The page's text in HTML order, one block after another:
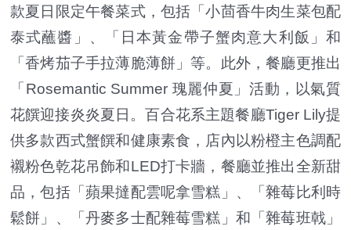
款夏日限定午餐菜式，包括「小茴香牛肉生菜包配
泰式蘸醬」、「日本黃金帶子蟹肉意大利飯」和
「香烤茄子手拉薄脆薄餅」等。此外，餐廳更推出
「Rosemantic Summer 瑰麗仲夏」活動，以氣質
花饌迎接炎炎夏日。百合花系主題餐廳Tiger Lily提
供多款西式蟹饌和健康素食，店內以粉橙主色調配
襯粉色乾花吊飾和LED打卡牆，餐廳並推出全新甜
品，包括「蘋果撻配雲呢拿雪糕」、「雜莓比利時
鬆餅」、「丹麥多士配雜莓雪糕」和「雜莓班戟」